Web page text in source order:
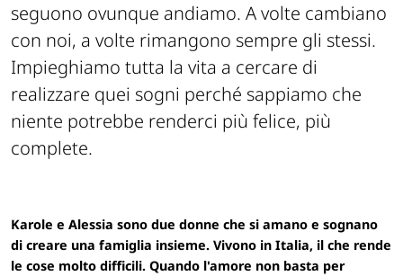
seguono ovunque andiamo. A volte cambiano
con noi, a volte rimangono sempre gli stessi.
Impieghiamo tutta la vita a cercare di
realizzare quei sogni perché sappiamo che
niente potrebbe renderci più felice, più
complete.
Karole e Alessia sono due donne che si amano e sognano
di creare una famiglia insieme. Vivono in Italia, il che rende
le cose molto difficili. Quando l'amore non basta per